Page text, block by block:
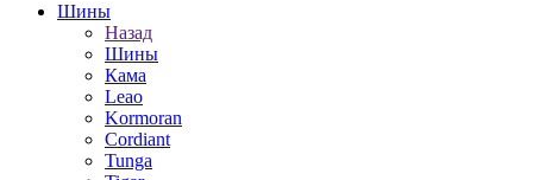
Шины
Назад
Шины
Кама
Leao
Kormoran
Cordiant
Tunga